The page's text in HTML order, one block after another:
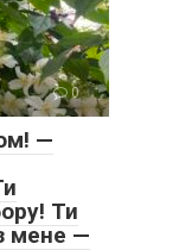
0
—
Ти
мене —